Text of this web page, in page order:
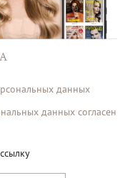
данных
данных согласен